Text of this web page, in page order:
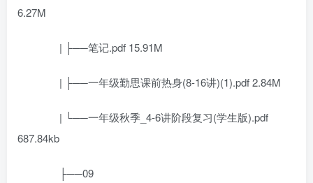
6.27M
| ├──笔记.pdf 15.91M
| ├──一年级勤思课前热身(8-16讲)(1).pdf 2.84M
| └──一年级秋季_4-6讲阶段复习(学生版).pdf
687.84kb
├──09